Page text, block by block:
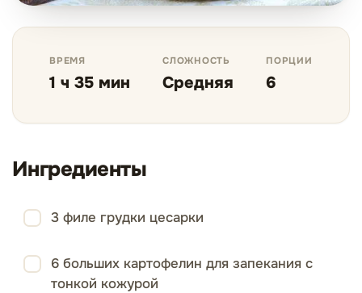
ВРЕМЯ
1 ч 35 мин
СЛОЖНОСТЬ
Средняя
ПОРЦИИ
6
Ингредиенты
3 филе грудки цесарки
6 больших картофелин для запекания с
тонкой кожурой